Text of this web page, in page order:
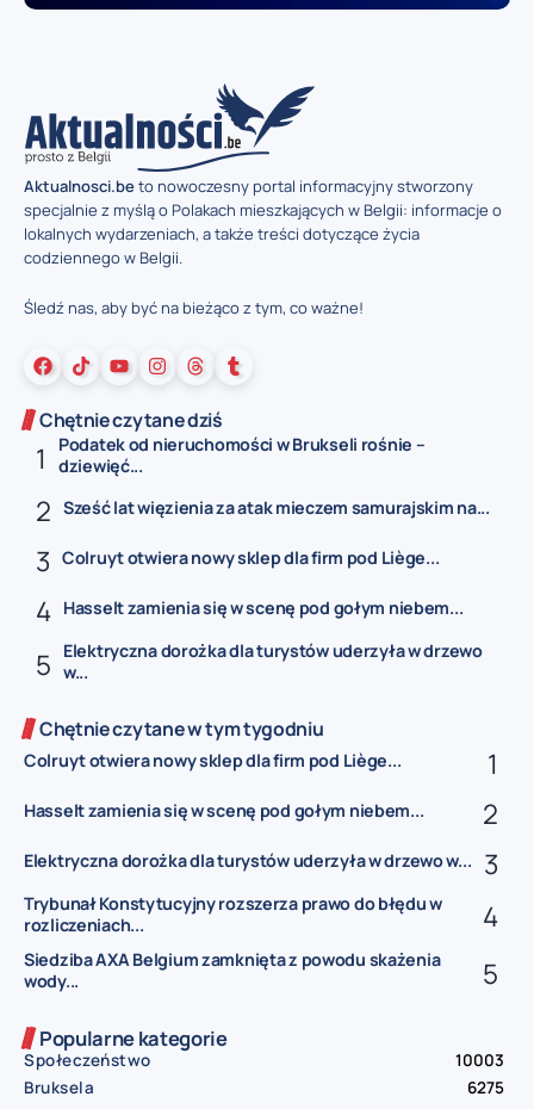
Aktualnosci.beto nowoczesny portal informacyjny stworzony
specjalnie z myślą o Polakach mieszkających w Belgii: informacje o
lokalnych wydarzeniach, a także treści dotyczące życia
codziennego w Belgii.
Śledź nas, aby być na bieżąco z tym, co ważne!
Chętnie czytane dziś
Podatek od nieruchomości w Brukseli rośnie –
dziewięć...
Sześć lat więzienia za atak mieczem samurajskim na...
Colruyt otwiera nowy sklep dla firm pod Liège...
Hasselt zamienia się w scenę pod gołym niebem...
Elektryczna dorożka dla turystów uderzyła w drzewo
w...
Chętnie czytane w tym tygodniu
Colruyt otwiera nowy sklep dla firm pod Liège...
Hasselt zamienia się w scenę pod gołym niebem...
Elektryczna dorożka dla turystów uderzyła w drzewo w...
Trybunał Konstytucyjny rozszerza prawo do błędu w
rozliczeniach...
Siedziba AXA Belgium zamknięta z powodu skażenia
wody...
Popularne kategorie
Społeczeństwo
10003
Bruksela
6275